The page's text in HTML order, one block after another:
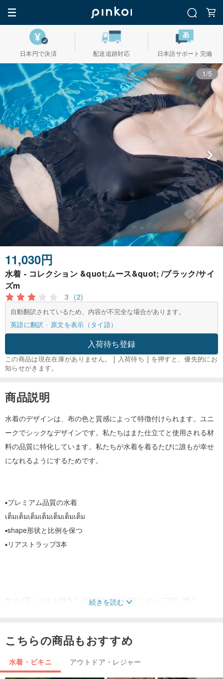
日本円で決済 配送追跡対応 日本語サポート完備
1/5
11,030円
水着 - コレクション &quot;ムース&quot; /ブラック/サイ
ズm
3 (2)
自動翻訳されているため、内容が不完全な場合があります。
英語に翻訳
原文を表示（タイ語）
入荷待ち登録
この商品は現在在庫がありません。 [ 入荷待ち ] を押すと、優先的にお
知らせがきます。
商品説明
水着のデザインは、布の色と質感によって特徴付けられます。ユニ
ークでシックなデザインです。私たちはまた仕立てと使用される材
料の品質に特化しています。私たちが水着を着るたびに誰もが幸せ
になれるようにするためです。
▪️プレミアム品質の水着
เต็มเต็มเต็มเต็มเต็มเต็มเต็ม
▪shape形状と比例を保つ
▪️リアストラップ3本
サイズS：バスト29.5 " - 32.5"ウエスト23 " - ヒップ33" -35 "
原産地/タイの生産方法
続きを読む
こちらの商品もおすすめ
水着・ビキニ アウトドア・レジャー